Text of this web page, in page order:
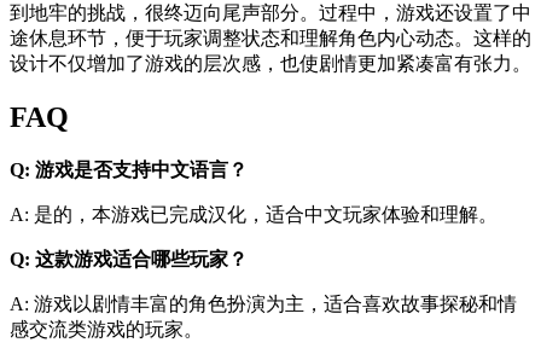
到地牢的挑战，很终迈向尾声部分。过程中，游戏还设置了中
途休息环节，便于玩家调整状态和理解角色内心动态。这样的
设计不仅增加了游戏的层次感，也使剧情更加紧凑富有张力。
FAQ
Q: 游戏是否支持中文语言？
A: 是的，本游戏已完成汉化，适合中文玩家体验和理解。
Q: 这款游戏适合哪些玩家？
A: 游戏以剧情丰富的角色扮演为主，适合喜欢故事探秘和情
感交流类游戏的玩家。